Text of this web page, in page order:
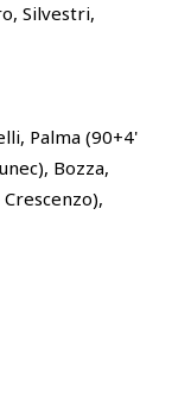
Silvestri,
Palma (90+4'
Bozza,